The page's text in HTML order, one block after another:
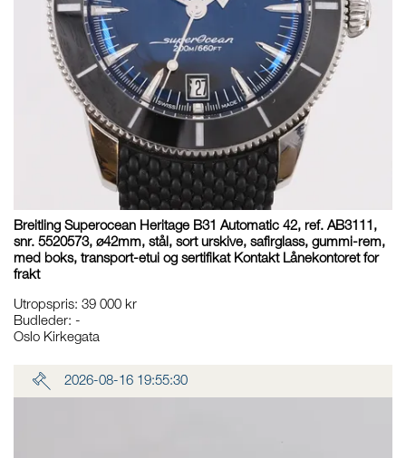
Breitling Superocean Heritage B31 Automatic 42, ref. AB3111,
snr. 5520573, ø42mm, stål, sort urskive, safirglass, gummi-rem,
med boks, transport-etui og sertifikat Kontakt Lånekontoret for
frakt
Utropspris: 39 000 kr
Budleder: -
Oslo Kirkegata
2026-08-16 19:55:30